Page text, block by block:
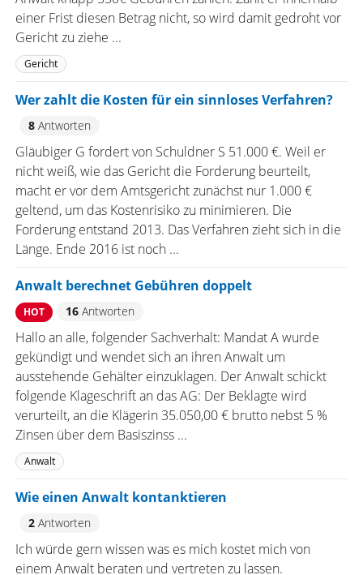
einer Frist diesen Betrag nicht, so wird damit gedroht vor
Gericht zu ziehe ...
Gericht
Wer zahlt die Kosten für ein sinnloses Verfahren?
8Antworten
Gläubiger G fordert von Schuldner S 51.000 €. Weil er
nicht weiß, wie das Gericht die Forderung beurteilt,
macht er vor dem Amtsgericht zunächst nur 1.000 €
geltend, um das Kostenrisiko zu minimieren. Die
Forderung entstand 2013. Das Verfahren zieht sich in die
Länge. Ende 2016 ist noch ...
Anwalt berechnet Gebühren doppelt
HOT 16Antworten
Hallo an alle, folgender Sachverhalt: Mandat A wurde
gekündigt und wendet sich an ihren Anwalt um
ausstehende Gehälter einzuklagen. Der Anwalt schickt
folgende Klageschrift an das AG: Der Beklagte wird
verurteilt, an die Klägerin 35.050,00 € brutto nebst 5 %
Zinsen über dem Basiszinss ...
Anwalt
Wie einen Anwalt kontanktieren
2Antworten
Ich würde gern wissen was es mich kostet mich von
einem Anwalt beraten und vertreten zu lassen.